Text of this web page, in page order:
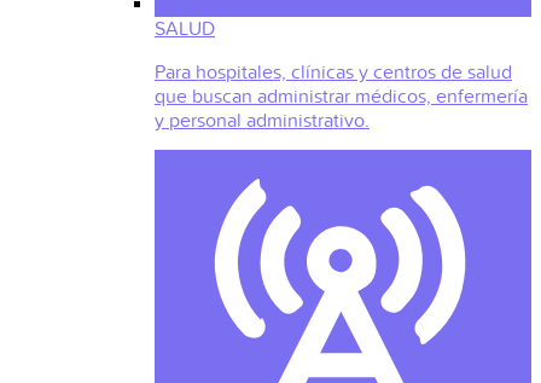
SALUD
Para hospitales, clínicas y centros de salud
que buscan administrar médicos, enfermería
y personal administrativo.